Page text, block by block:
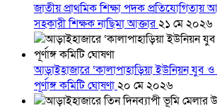
জাতীয় প্রাথমিক শিক্ষা পদক প্রতিযোগিতায়
সহকারী শিক্ষক নাছিমা আক্তার২১ মে ২০২৬
আড়াইহাজারে ‘কালাপাহাড়িয়া ইউনিয়ন যুব
পূর্ণাঙ্গ কমিটি ঘোষণা২০ মে ২০২৬